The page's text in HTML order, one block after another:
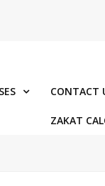
CONTACT
ZAKAT